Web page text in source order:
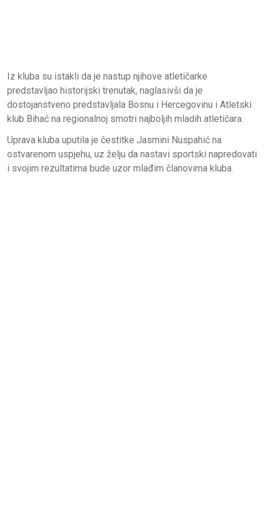
Iz kluba su istakli da je nastup njihove atletičarke
predstavljao historijski trenutak, naglasivši da je
dostojanstveno predstavljala Bosnu i Hercegovinu i Atletski
klub Bihać na regionalnoj smotri najboljih mladih atletičara.
Uprava kluba uputila je čestitke Jasmini Nuspahić na
ostvarenom uspjehu, uz želju da nastavi sportski napredovati
i svojim rezultatima bude uzor mlađim članovima kluba.